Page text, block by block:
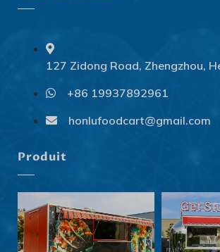
127 Zidong Road, Zhengzhou,
+86 19937892961
honlufoodcart@gmail.com
Produit
Eesti
Slovenčina